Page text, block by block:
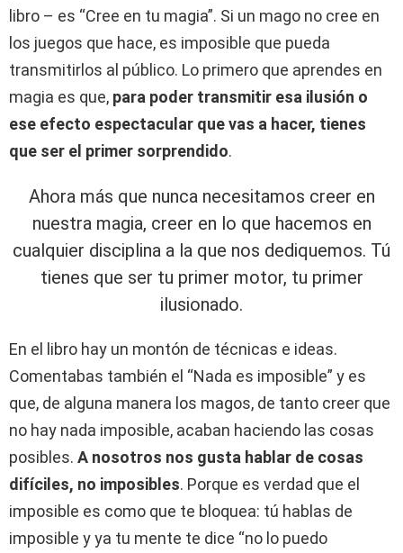
libro – es “Cree en tu magia”. Si un mago no cree en
los juegos que hace, es imposible que pueda
transmitirlos al público. Lo primero que aprendes en
magia es que, para poder transmitir esa ilusión o
ese efecto espectacular que vas a hacer, tienes
que ser el primer sorprendido.
Ahora más que nunca necesitamos creer en
nuestra magia, creer en lo que hacemos en
cualquier disciplina a la que nos dediquemos. Tú
tienes que ser tu primer motor, tu primer
ilusionado.
En el libro hay un montón de técnicas e ideas.
Comentabas también el “Nada es imposible” y es
que, de alguna manera los magos, de tanto creer que
no hay nada imposible, acaban haciendo las cosas
posibles. A nosotros nos gusta hablar de cosas
difíciles, no imposibles. Porque es verdad que el
imposible es como que te bloquea: tú hablas de
imposible y ya tu mente te dice “no lo puedo